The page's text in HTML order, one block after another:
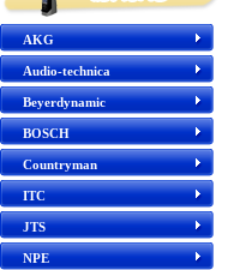
AKG
Audio-technica
Beyerdynamic
BOSCH
Countryman
ITC
JTS
NPE